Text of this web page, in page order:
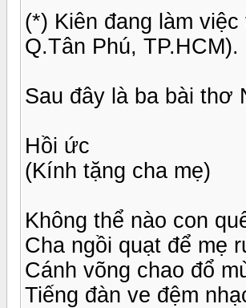
(*) Kiên đang làm
Q.Tân Phú, TP.HCM).
Sau đây là ba bài thơ
Hồi ức
(Kính tặng cha mẹ)
Không thể nào con
Cha ngồi quạt để mẹ
Cánh võng chao đổ
Tiếng đàn ve đệm